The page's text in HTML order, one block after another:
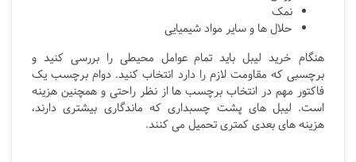
نمک
حلال ها و سایر مواد شیمیایی
هنگام خرید لیبل باید تمام عوامل محیطی را بررسی کنید و
برچسبی که مقاومت لازم را دارد انتخاب کنید. دوام برچسب یک
فاکتور مهم در انتخاب برچسب ها از نظر راحتی و همچنین هزینه
است. لیبل های پشت چسبداری که ماندگاری بیشتری دارند،
هزینه های بعدی کمتری تحمیل می کنند.